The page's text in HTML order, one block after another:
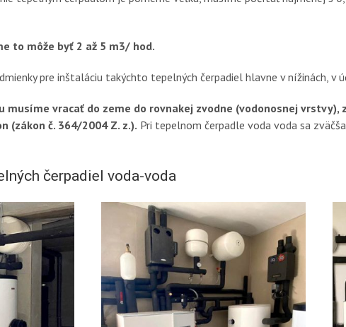
to môže byť 2 až 5 m3/ hod.
pre inštaláciu takýchto tepelných čerpadiel hlavne v nížinách, v
musíme vracať do zeme do rovnakej zvodne (vodonosnej vrstvy),
(zákon č. 364/2004 Z. z.). Pri tepelnom čerpadle voda voda sa
čerpadiel voda-voda